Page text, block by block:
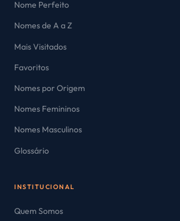
Nome Perfeito
Nomes de A a Z
Mais Visitados
Favoritos
Nomes por Origem
Nomes Femininos
Nomes Masculinos
Glossário
INSTITUCIONAL
Quem Somos